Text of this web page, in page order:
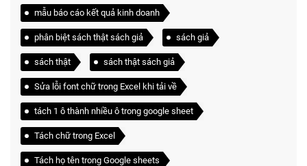
mẫu báo cáo kết quả kinh doanh
phân biệt sách thật sách giả sách giả
sách thật sách thật sách giả
Sửa lỗi font chữ trong Excel khi tải về
tách 1 ô thành nhiều ô trong google sheet
Tách chữ trong Excel
Tách họ tên trong Google sheets